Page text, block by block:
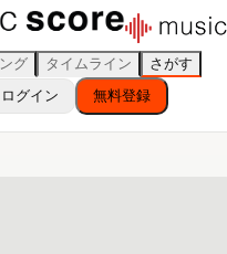
グ タイムライン
さがす
ログイン 無料登録